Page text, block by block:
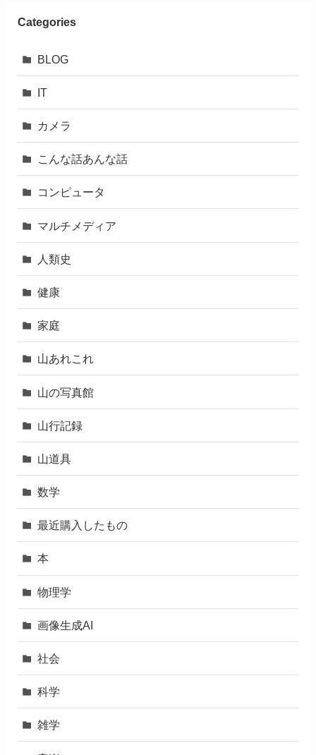
Categories
BLOG
IT
カメラ
こんな話あんな話
コンピュータ
マルチメディア
人類史
健康
家庭
山あれこれ
山の写真館
山行記録
山道具
数学
最近購入したもの
本
物理学
画像生成AI
社会
科学
雑学